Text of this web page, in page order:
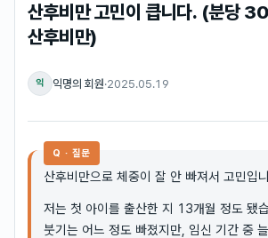
산후비만 고민이 큽니다. (분당
산후비만)
익 익명의 회원·2025.05.19
Q · 질문
산후비만으로 체중이 잘 안 빠져서 고민입
저는 첫 아이를 출산한 지 13개월 정도 됐
붓기는 어느 정도 빠졌지만, 임신 기간 중